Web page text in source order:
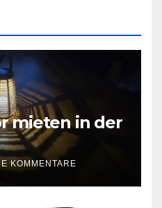
mieten in der
KOMMENTARE